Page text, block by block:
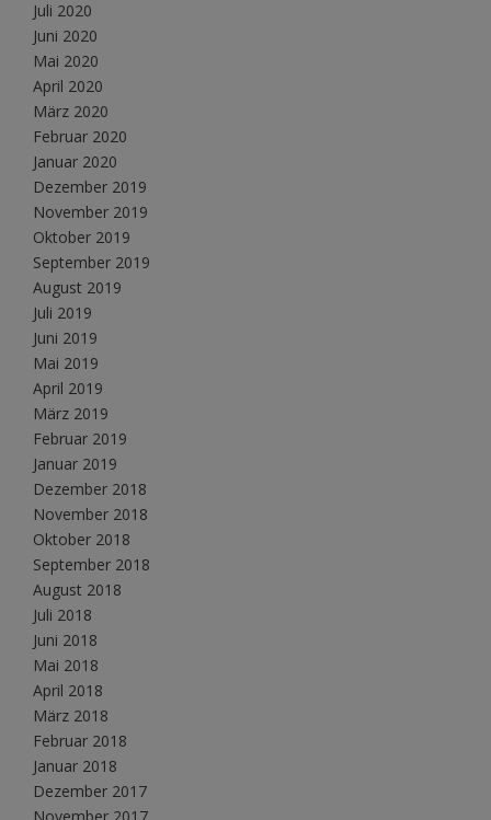
Juli 2020
Juni 2020
Mai 2020
April 2020
März 2020
Februar 2020
Januar 2020
Dezember 2019
November 2019
Oktober 2019
September 2019
August 2019
Juli 2019
Juni 2019
Mai 2019
April 2019
März 2019
Februar 2019
Januar 2019
Dezember 2018
November 2018
Oktober 2018
September 2018
August 2018
Juli 2018
Juni 2018
Mai 2018
April 2018
März 2018
Februar 2018
Januar 2018
Dezember 2017